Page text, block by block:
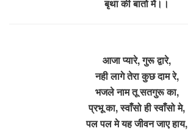
बृथा की बातो में।।
आजा प्यारे, गुरू द्वारे,
नही लागे तेरा कुछ दाम रे,
भजले नाम तू सतगुरू का,
प्रभू का, स्वाँसो ही स्वाँसो मे,
पल पल मे यह जीवन जाए हाय,